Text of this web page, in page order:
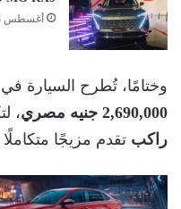
أغسطس 3, 2026
وختامًا، تُطرح السيارة
2,690,000 جنيه مصري
،
راكب تقدم مزيجًا